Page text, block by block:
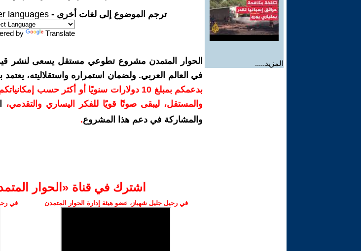
المزيد.....
ترجم الموضوع إلى لغات أخرى - languages
by Translate
الحوار المتمدن مشروع تطوعي مستقل يسعى لنشر قيم
في العالم العربي. ولضمان استمراره واستقلاليته،
بدعمكم بمبلغ 10 دولارات سنويًا أو أكثر حسب
والمستقل، ليبقى صوتًا قويًا للفكر اليساري والتقدمي،
والمشاركة في دعم هذا المشروع.
اشترك في قناة ‫«الحوار
في رحيل جليل شهباز، عضو هيئة إدارة الحوار المتمدن في